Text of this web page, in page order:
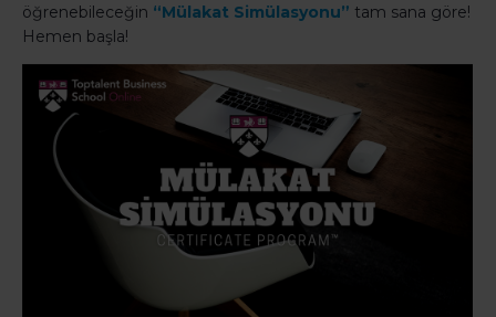
öğrenebileceğin “Mülakat Simülasyonu” tam sana göre!
Hemen başla!